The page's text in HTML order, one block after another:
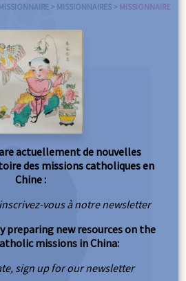
> MISSIONNAIRES > MISSIONNAIRE
actuellement de nouvelles
des missions catholiques en
Chine :
vous à notre newsletter
preparing new resources on the
missions in China:
sign up for our newsletter